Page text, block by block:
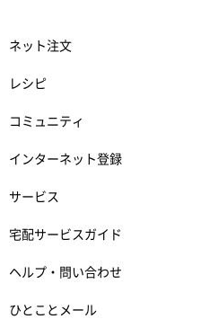
ネット注文
レシピ
コミュニティ
インターネット登録
サービス
宅配サービスガイド
ヘルプ・問い合わせ
ひとことメール